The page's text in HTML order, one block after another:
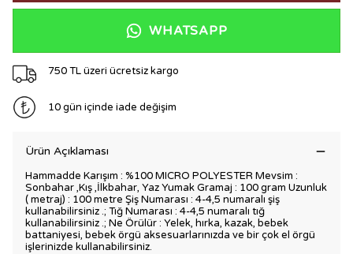
WHATSAPP
750 TL üzeri ücretsiz kargo
10 gün içinde iade değişim
Ürün Açıklaması
Hammadde Karışım : %100 MICRO POLYESTER Mevsim :
Sonbahar ,Kış ,İlkbahar, Yaz Yumak Gramaj : 100 gram Uzunluk
( metraj) : 100 metre Şiş Numarası : 4-4,5 numaralı şiş
kullanabilirsiniz .; Tığ Numarası : 4-4,5 numaralı tığ
kullanabilirsiniz .; Ne Örülür : Yelek, hırka, kazak, bebek
battaniyesi, bebek örgü aksesuarlarınızda ve bir çok el örgü
işlerinizde kullanabilirsiniz.